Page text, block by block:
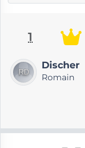
1
Discher
Romain